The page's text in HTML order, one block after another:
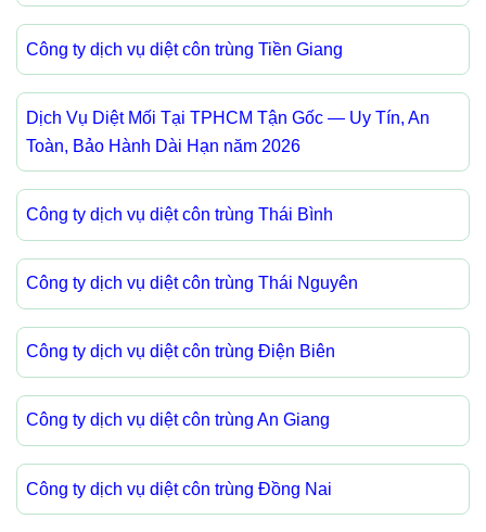
Công ty dịch vụ diệt côn trùng Tiền Giang
Dịch Vụ Diệt Mối Tại TPHCM Tận Gốc — Uy Tín, An
Toàn, Bảo Hành Dài Hạn năm 2026
Công ty dịch vụ diệt côn trùng Thái Bình
Công ty dịch vụ diệt côn trùng Thái Nguyên
Công ty dịch vụ diệt côn trùng Điện Biên
Công ty dịch vụ diệt côn trùng An Giang
Công ty dịch vụ diệt côn trùng Đồng Nai